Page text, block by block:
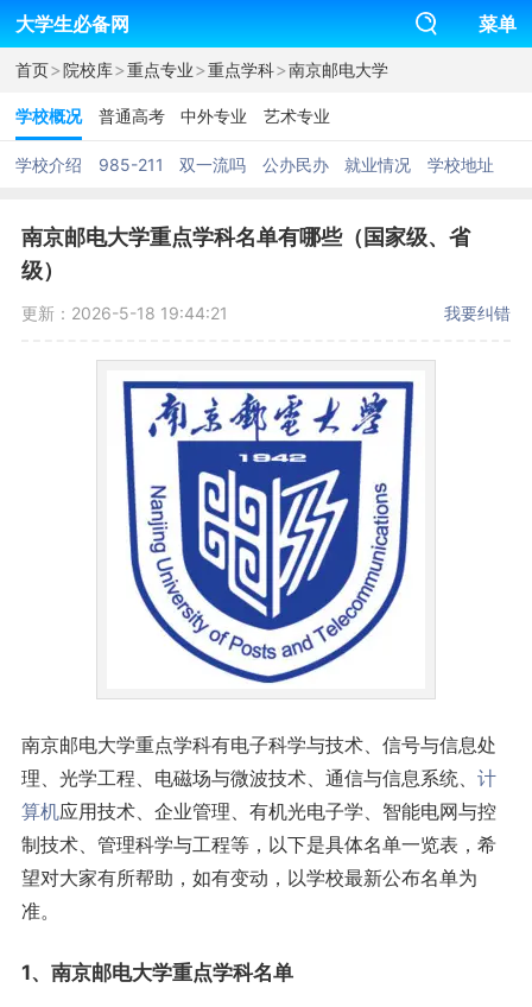
大学生必备网 菜单
首页>院校库>重点专业>重点学科>南京邮电大学
学校概况 普通高考 中外专业 艺术专业
学校介绍 985-211 双一流吗 公办民办 就业情况 学校地址
南京邮电大学重点学科名单有哪些（国家级、省
级）
更新：2026-5-18 19:44:21 我要纠错
南京邮电大学重点学科有电子科学与技术、信号与信息处
理、光学工程、电磁场与微波技术、通信与信息系统、 计
算机应用技术、企业管理、有机光电子学、智能电网与控
制技术、管理科学与工程等，以下是具体名单一览表，希
望对大家有所帮助，如有变动，以学校最新公布名单为
准。
1、南京邮电大学重点学科名单